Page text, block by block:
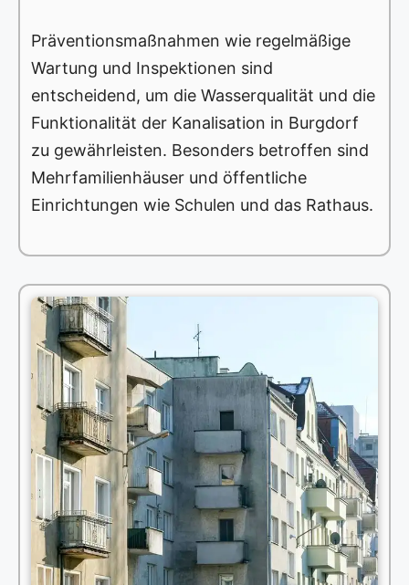
Präventionsmaßnahmen wie regelmäßige
Wartung und Inspektionen sind
entscheidend, um die Wasserqualität und die
Funktionalität der Kanalisation in Burgdorf
zu gewährleisten. Besonders betroffen sind
Mehrfamilienhäuser und öffentliche
Einrichtungen wie Schulen und das Rathaus.